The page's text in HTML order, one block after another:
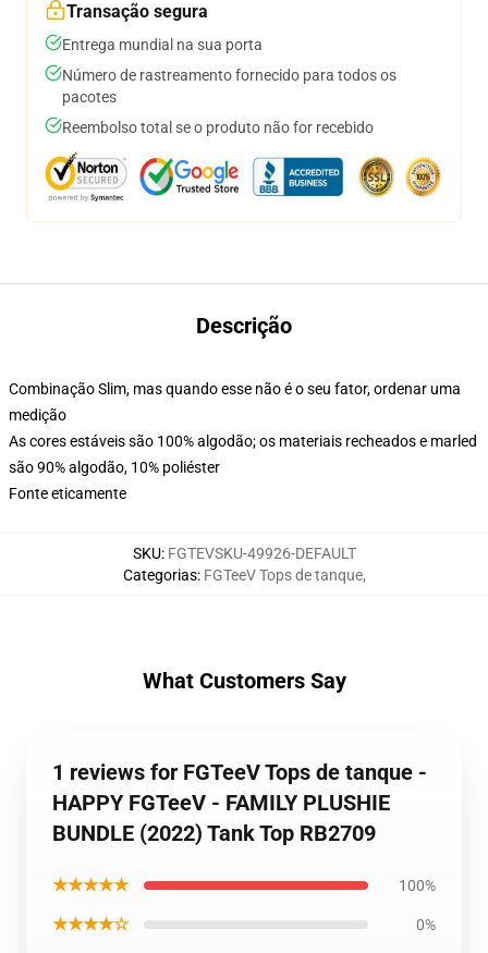
Transação segura
Entrega mundial na sua porta
Número de rastreamento fornecido para todos os
pacotes
Reembolso total se o produto não for recebido
Descrição
Combinação Slim, mas quando esse não é o seu fator, ordenar uma
medição
As cores estáveis são 100% algodão; os materiais recheados e marled
são 90% algodão, 10% poliéster
Fonte eticamente
SKU: FGTEVSKU-49926-DEFAULT
Categorias: FGTeeV Tops de tanque,
What Customers Say
1 reviews for FGTeeV Tops de tanque -
HAPPY FGTeeV - FAMILY PLUSHIE
BUNDLE (2022) Tank Top RB2709
★★★★★ 100%
★★★★☆ 0%